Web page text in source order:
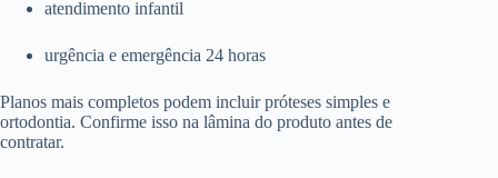
atendimento infantil
urgência e emergência 24 horas
Planos mais completos podem incluir próteses simples e
ortodontia. Confirme isso na lâmina do produto antes de
contratar.